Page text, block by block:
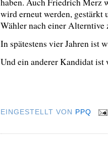
wird erneut werden, gestärkt
Wähler nach einer
In spätestens vier Jahren ist
Und ein anderer Kandidat
EINGESTELLT VON PPQ